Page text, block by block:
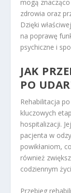
mogą
zdrowia oraz
Dzięki
na poprawę
psychiczne i
JAK
PO
Rehabilitacja
kluczowych
hospitalizacji.
pacjenta w
powikłaniom,
również
codziennym
Przebieg